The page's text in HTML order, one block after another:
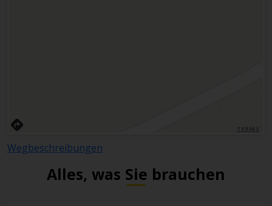
Wegbeschreibungen
Alles, was Sie brauchen